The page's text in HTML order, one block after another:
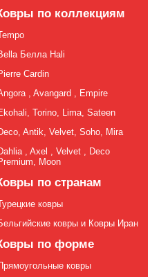
по коллекциям
Белла Hali
Cardin
, Avangard , Empire
Torino, Lima, Sateen
Antik, Velvet, Soho, Mira
, Axel , Velvet , Deco
Moon
по странам
ковры
ковры и Ковры Иран
по форме
ковры